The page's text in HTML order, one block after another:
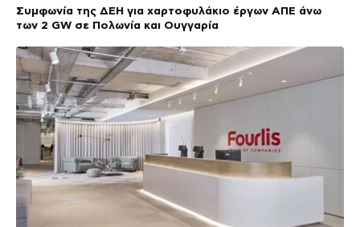
Συμφωνία της ΔΕΗ για χαρτοφυλάκιο έργων ΑΠΕ άνω
των 2 GW σε Πολωνία και Ουγγαρία